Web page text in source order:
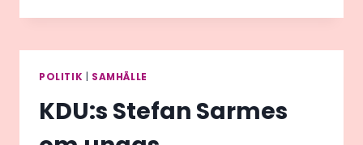
ENGAGERAR
POLITIKER
POLITIK SAMHÄLLE
KDU:s Stefan Sarmes